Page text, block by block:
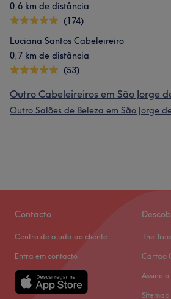
0,6 km de distância
(174)
Luciana Santos Cabeleireiro
0,7 km de distância
(53)
Outro Cabeleireiros em São Jorge
Outro Salões de Beleza em São Jorge
Contacto
Centro de ajuda ao cliente
Entra em contacto
The
Cartão
Assine
Sitemap